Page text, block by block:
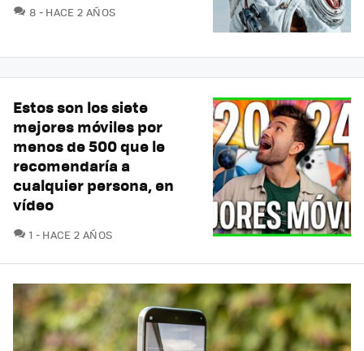
8 COMENTARIOS
HACE 2 AÑOS
Estos son los siete
mejores móviles por
menos de 500 que le
recomendaría a
cualquier persona, en
vídeo
1 COMENTARIOS
HACE 2 AÑOS